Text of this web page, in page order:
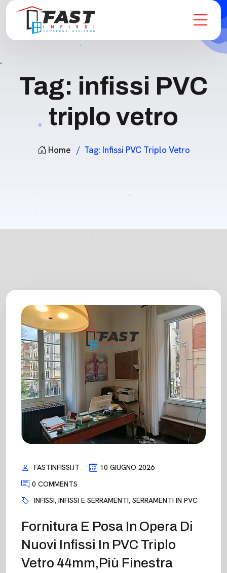
Tag: infissi PVC
triplo vetro
Home Tag: Infissi PVC Triplo Vetro
FASTINFISSI.IT
10 GIUGNO 2026
0 COMMENTS
INFISSI, INFISSI E SERRAMENTI, SERRAMENTI IN PVC
Fornitura E Posa In Opera Di
Nuovi Infissi In PVC Triplo
Vetro 44mm,più Finestra